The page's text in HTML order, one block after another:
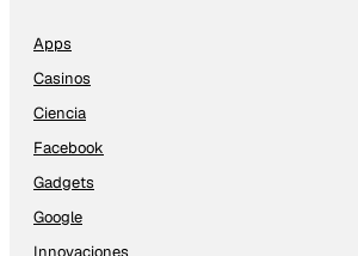
Apps
Casinos
Ciencia
Facebook
Gadgets
Google